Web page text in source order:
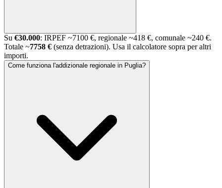
Su €30.000: IRPEF ~7100 €, regionale ~418 €, comunale ~240 €.
Totale ~7758 € (senza detrazioni). Usa il calcolatore sopra per altri
importi.
Come funziona l'addizionale regionale in Puglia?